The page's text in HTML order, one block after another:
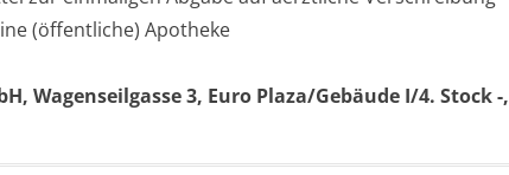
(öffentliche) Apotheke
Wagenseilgasse 3, Euro Plaza/Gebäude I/4. Stock -,